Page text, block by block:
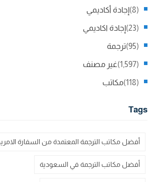
إجادة أكاديمي (8)
إجادة اكاديمي (23)
ترجمة (95)
غير مصنف (1,597)
مكاتب (118)
Tags
أفضل مكاتب الترجمة المعتمدة من السفارة
أفضل مكاتب الترجمة في السعودية